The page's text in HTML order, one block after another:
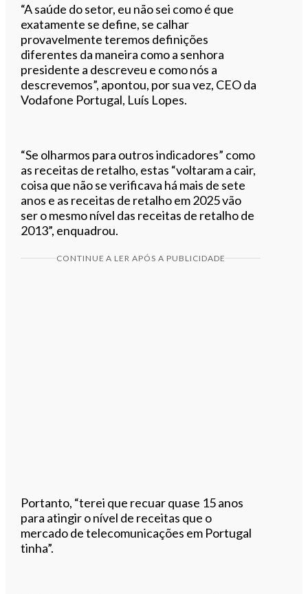
“A saúde do setor, eu não sei como é que
exatamente se define, se calhar
provavelmente teremos definições
diferentes da maneira como a senhora
presidente a descreveu e como nós a
descrevemos”, apontou, por sua vez, CEO da
Vodafone Portugal, Luís Lopes.
“Se olharmos para outros indicadores” como
as receitas de retalho, estas “voltaram a cair,
coisa que não se verificava há mais de sete
anos e as receitas de retalho em 2025 vão
ser o mesmo nível das receitas de retalho de
2013”, enquadrou.
CONTINUE A LER APÓS A PUBLICIDADE
Portanto, “terei que recuar quase 15 anos
para atingir o nível de receitas que o
mercado de telecomunicações em Portugal
tinha”.